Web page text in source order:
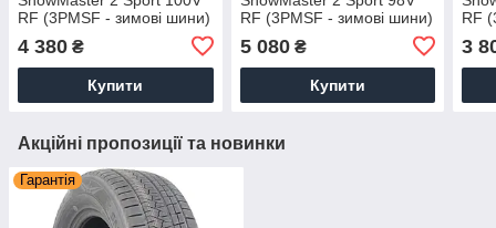
RF (3PMSF - зимові шини)
4 380 ₴
Купити
RF (3PMSF - зимові шини)
5 080₴
Купити
RF
3
Акційні пропозиції та новинки
Гарантія